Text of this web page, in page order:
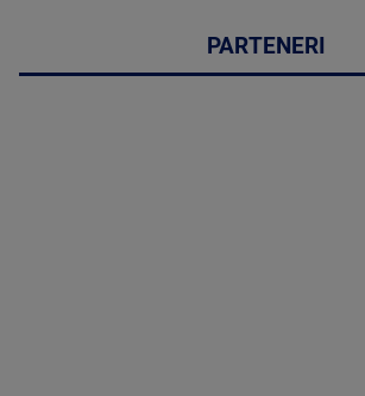
PARTENERI